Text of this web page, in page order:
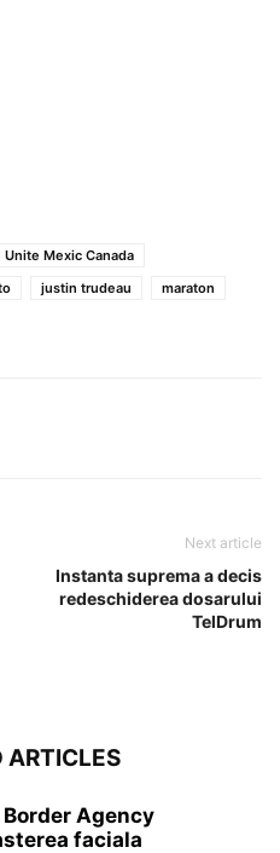
Mexic Canada
justin trudeau
maraton
Next article
Instanta suprema a decis
redeschiderea dosarului
TelDrum
ARTICLES
Agency
faciala